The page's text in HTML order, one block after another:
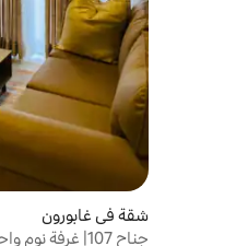
شقة في غابورون
جناح 107| غرفة